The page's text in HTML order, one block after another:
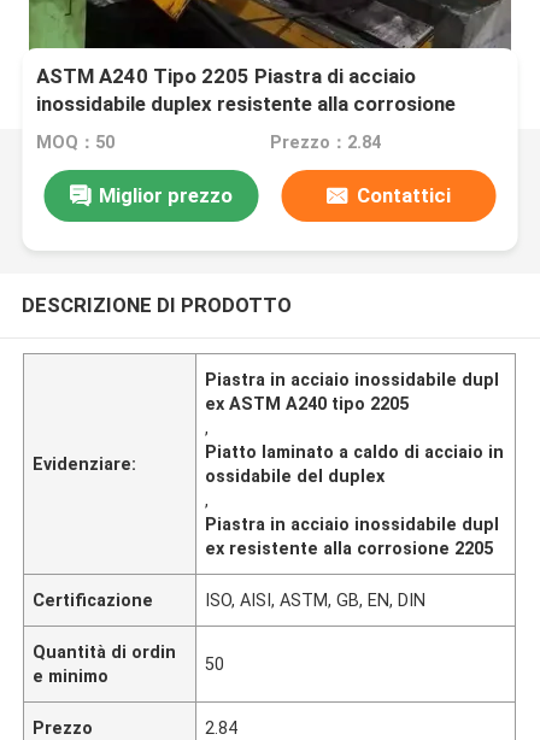
ASTM A240 Tipo 2205 Piastra di acciaio
inossidabile duplex resistente alla corrosione
laminata a caldo 2205 Piastra di acciaio
MOQ：50 Prezzo：2.84
Miglior prezzo Contattici
DESCRIZIONE DI PRODOTTO
Evidenziare:
Piastra in acciaio inossidabile dupl
ex ASTM A240 tipo 2205
,
Piatto laminato a caldo di acciaio in
ossidabile del duplex
,
Piastra in acciaio inossidabile dupl
ex resistente alla corrosione 2205
Certificazione ISO, AISI, ASTM, GB, EN, DIN
Quantità di ordin
e minimo
50
Prezzo 2.84